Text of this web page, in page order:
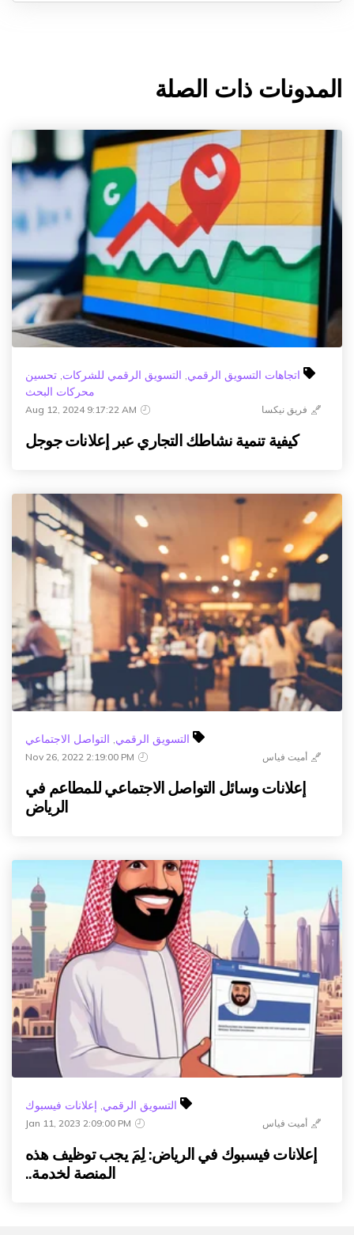
المدونات ذات الصلة
اتجاهات التسويق الرقمي, التسويق الرقمي للشركات, تحسين
محركات البحث
فريق نيكسا Aug 12, 2024 9:17:22 AM
كيفية تنمية نشاطك التجاري عبر إعلانات جوجل
التسويق الرقمي, التواصل الاجتماعي
أميت فياس Nov 26, 2022 2:19:00 PM
إعلانات وسائل التواصل الاجتماعي للمطاعم في
الرياض
التسويق الرقمي, إعلانات فيسبوك
أميت فياس Jan 11, 2023 2:09:00 PM
إعلانات فيسبوك في الرياض: لِمَ يجب توظيف هذه
المنصة لخدمة..